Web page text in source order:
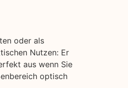
oder als
Nutzen: Er
aus wenn Sie
optisch